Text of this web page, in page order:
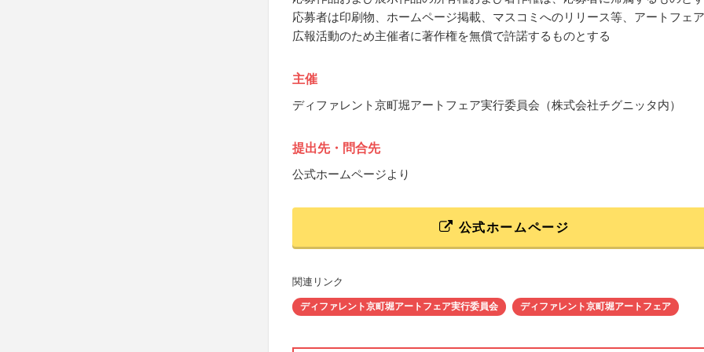
応募者は印刷物、ホームページ掲載、マスコミへのリリース等、アートフェ
広報活動のため主催者に著作権を無償で許諾するものとする
主催
ディファレント京町堀アートフェア実行委員会（株式会社チグニッタ内）
提出先・問合先
公式ホームページより
公式ホームページ
関連リンク
ディファレント京町堀アートフェア実行委員会 ディファレント京町堀アートフェア